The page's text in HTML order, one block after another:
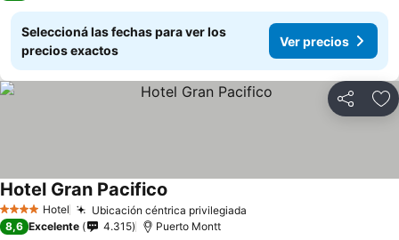
Seleccioná las fechas para ver los
precios exactos
Ver precios
Compartir
4 EstrellasHotel Ubicación céntrica privilegiada
Hotel Gran Pacifico
8,6 Excelente 4.315 Puerto Montt